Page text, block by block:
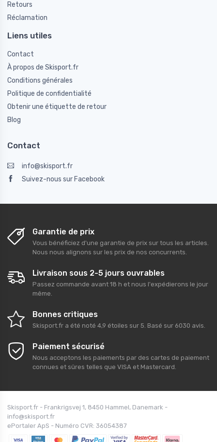
Retours
Réclamation
Liens utiles
Contact
À propos de Skisport.fr
Conditions générales
Politique de confidentialité
Obtenir une étiquette de retour
Blog
Contact
info@skisport.fr
Suivez-nous sur Facebook
Garantie de prix
Vous bénéficiez d'une garantie de prix sur tous les articles.
Nous nous alignons sur les prix de nos concurrents.
Livraison sous 2-5 jours ouvrables
Passez commande avant 18 h et nous l'expédierons le jour
même.
Bonnes critiques
Skisport.fr a été noté 4,9 étoiles sur 5. Basé sur 6030 avis.
Paiement sécurisé
Nous acceptons les paiements par des cartes de paiement
connues et sûres telles que VISA et Mastercard.
Skisport.fr - Frankrigsvej 1, 8450 Hammel, Danemark -
info@skisport.fr
ePortaler ApS - Numéro CVR: 36054387